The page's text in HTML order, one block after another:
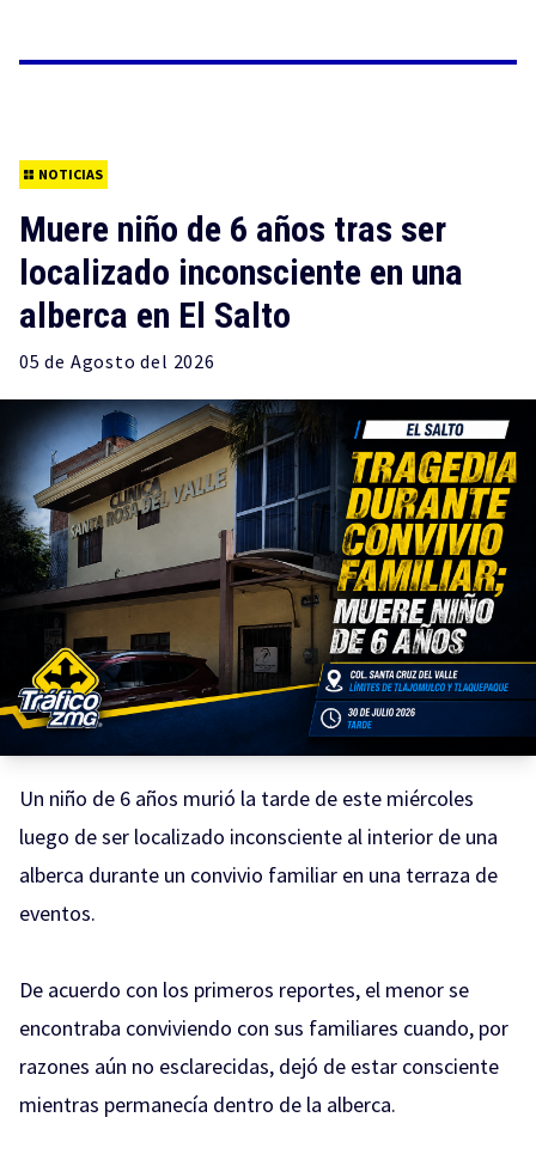
NOTICIAS
Muere niño de 6 años tras ser
localizado inconsciente en una
alberca en El Salto
05 de Agosto del 2026
Un niño de 6 años murió la tarde de este miércoles
luego de ser localizado inconsciente al interior de una
alberca durante un convivio familiar en una terraza de
eventos.
De acuerdo con los primeros reportes, el menor se
encontraba conviviendo con sus familiares cuando, por
razones aún no esclarecidas, dejó de estar consciente
mientras permanecía dentro de la alberca.